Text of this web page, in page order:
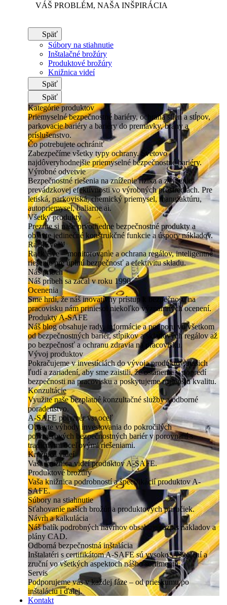
VÁŠ PROBLÉM, NAŠA INŠPIRÁCIA
Späť
Súbory na stiahnutie
Inštalačné brožúry
Produktové brožúry
Knižnica videí
Späť
Späť
Kategórie produktov
Priemyselné bezpečnostné bariéry, ochrana stien a stĺpov,
parkovacie bariéry a bariéry do premávky, brány a
príslušenstvo.
Čo potrebujete ochrániť
Zabezpečíme všetky typy ochrany. Svetovo
najdôveryhodnejšie priemyselné bezpečnostné bariéry.
Výrobné odvetvie
Bezpečnostné riešenia na zníženie rizika a zvýšenie
prevádzkovej efektívnosti vo výrobných prostrediach. Pre
letiská, parkoviská, chemický priemysel, manufaktúru,
autopriemysel, baliarne ai.
Všetky produkty
Prezrite si naše prvotriedne bezpečnostné produkty a
objavte jedinečné konštrukčné funkcie a úspory nákladov.
RackEye™
Rack Eye – monitorovanie a ochrana regálov, inteligentné
riešenie pre úplnú bezpečnosť a efektivitu skladu.
Náš príbeh
Náš príbeh sa začal v roku 1990.
Ocenenia
Sme hrdí, že náš inovatívny prístup k bezpečnosti na
pracovisku nám priniesol niekoľko významných ocenení.
Produkty A-SAFE
Náš blog obsahuje rady, informácie a podporu vo všetkom
od bezpečnostných bariér, stĺpikov a skladových regálov až
po bezpečnosť a ochranu zdravia na pracovisku.
Vývoj produktov
Pokračujeme v investíciách do vývoja produktov, našich
ľudí a zariadení, aby sme zaistili, že ostaneme v popredí
bezpečnosti na pracovisku a poskytujeme najlepšiu kvalitu.
Konzultácie
Využite naše bezplatné konzultačné služby a odborné
poradenstvo.
A-SAFE polymér vs. oceľ
Objavte výhody investovania do pokročilých
polymérových bezpečnostných bariér v porovnaní s
tradičnými oceľovými riešeniami.
Knižnica videí
Vaša knižnica videí produktov A-SAFE.
Produktové brožúry
Vaša knižnica podrobností a špecifikácií produktov A-
SAFE.
Súbory na stiahnutie
Sťahovanie našich brožúr a produktových príručiek.
Návrh a kalkulácia
Náš balík podrobných návrhov obsahuje rozpis nákladov a
plány CAD.
Odborná bezpečnostná inštalácia
Inštalatéri s certifikátom A-SAFE sú vysoko vyškolení a
zruční vo všetkých aspektoch nášho sortimentu.
Servis
Podporujeme vás v každej fáze – od prieskumu po
inštaláciu i ďalej.
Kontakt